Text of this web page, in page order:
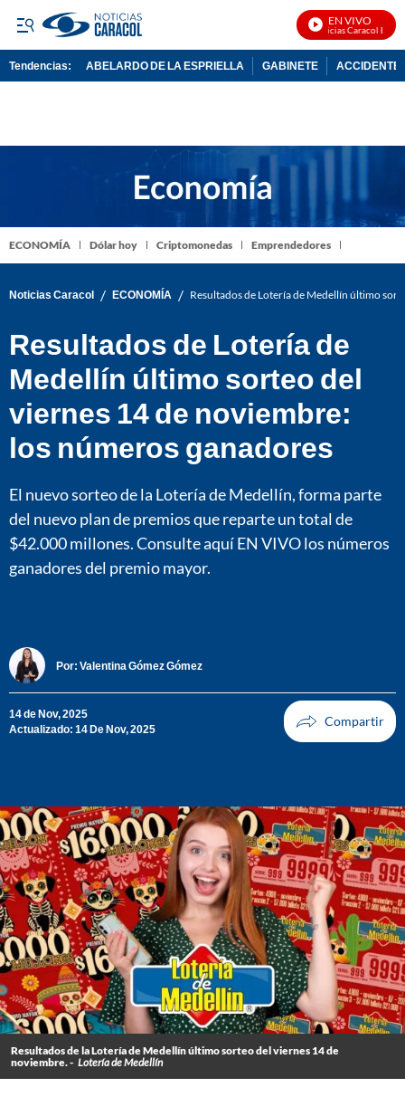
EN VIVO
Noticias Caracol En Vivo
Tendencias: ABELARDO DE LA ESPRIELLA GABINETE ACCIDENTE
ECONOMÍA Dólar hoy Criptomonedas Emprendedores
Noticias Caracol / ECONOMÍA / Resultados de Lotería de Medellín último
Resultados de Lotería de
Medellín último sorteo del
viernes 14 de noviembre:
los números ganadores
El nuevo sorteo de la Lotería de Medellín, forma parte
del nuevo plan de premios que reparte un total de
$42.000 millones. Consulte aquí EN VIVO los números
ganadores del premio mayor.
Por: Valentina Gómez Gómez
14 de Nov, 2025
Actualizado: 14 De Nov, 2025
Resultados de la Lotería de Medellín último sorteo del viernes 14 de
noviembre. - Lotería de Medellín